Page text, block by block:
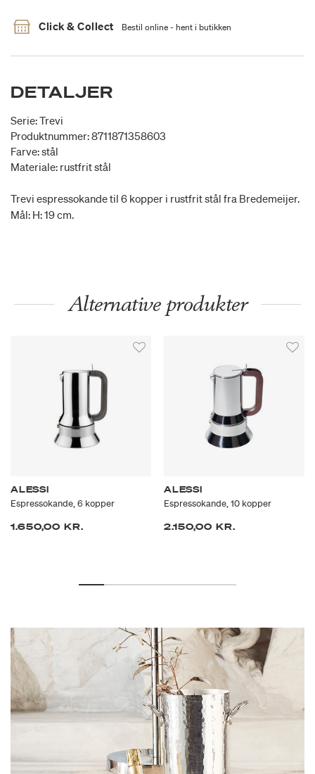
Click & Collect Bestil online - hent i butikken
DETALJER
Serie: Trevi
Produktnummer: 8711871358603
Farve: stål
Materiale: rustfrit stål
Trevi espressokande til 6 kopper i rustfrit stål fra Bredemeijer.
Mål: H: 19 cm.
Alternative produkter
ALESSI
Espressokande, 6 kopper
1.650,00 KR.
ALESSI
Espressokande, 10 kopper
2.150,00 KR.